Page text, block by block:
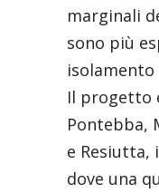
marginali
sono più
isolamento
Il progetto
Pontebba,
e Resiutta,
dove una